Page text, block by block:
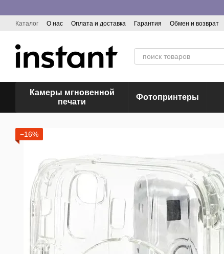
Каталог О нас Оплата и доставка Гарантия Обмен и возврат
Камеры мгновенной
печати
Фотопринтеры
−16%